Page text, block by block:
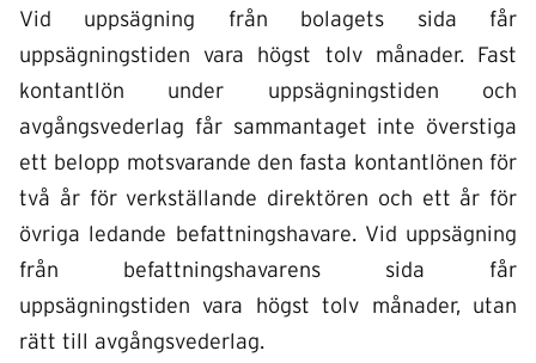
Vid uppsägning från bolagets sida får
uppsägningstiden vara högst tolv månader. Fast
kontantlön under uppsägningstiden och
avgångsvederlag får sammantaget inte överstiga
ett belopp motsvarande den fasta kontantlönen för
två år för verkställande direktören och ett år för
övriga ledande befattningshavare. Vid uppsägning
från befattningshavarens sida får
uppsägningstiden vara högst tolv månader, utan
rätt till avgångsvederlag.